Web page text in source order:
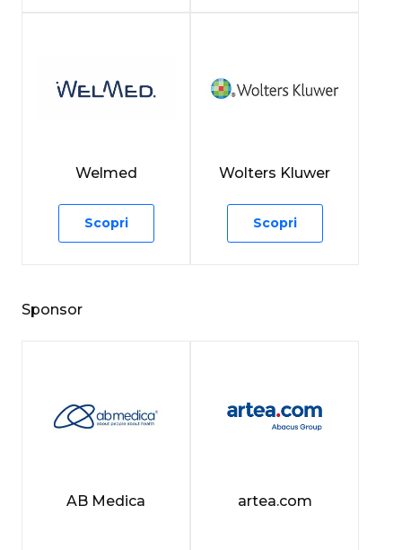
Welmed
Scopri
Wolters Kluwer
Scopri
Sponsor
AB Medica artea.com